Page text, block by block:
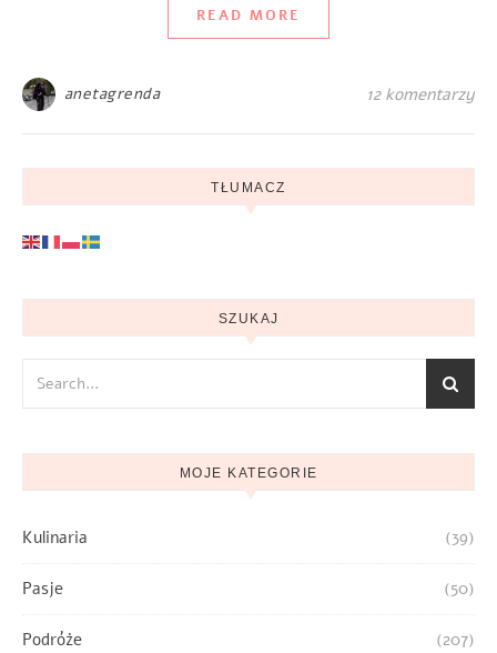
READ MORE
anetagrenda 12 komentarzy
TŁUMACZ
SZUKAJ
MOJE KATEGORIE
Kulinaria (39)
Pasje (50)
Podróże (207)